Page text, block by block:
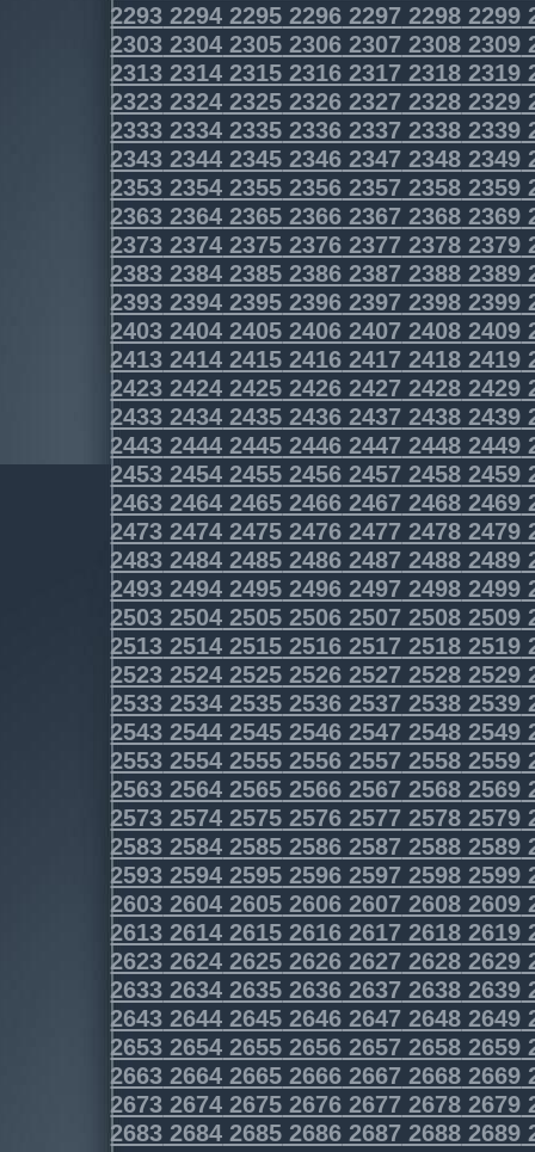
2293 2294 2295 2296 2297 2298 2299
2303 2304 2305 2306 2307 2308 2309
2313 2314 2315 2316 2317 2318 2319
2323 2324 2325 2326 2327 2328 2329
2333 2334 2335 2336 2337 2338 2339
2343 2344 2345 2346 2347 2348 2349
2353 2354 2355 2356 2357 2358 2359
2363 2364 2365 2366 2367 2368 2369
2373 2374 2375 2376 2377 2378 2379
2383 2384 2385 2386 2387 2388 2389
2393 2394 2395 2396 2397 2398 2399
2403 2404 2405 2406 2407 2408 2409
2413 2414 2415 2416 2417 2418 2419
2423 2424 2425 2426 2427 2428 2429
2433 2434 2435 2436 2437 2438 2439
2443 2444 2445 2446 2447 2448 2449
2453 2454 2455 2456 2457 2458 2459
2463 2464 2465 2466 2467 2468 2469
2473 2474 2475 2476 2477 2478 2479
2483 2484 2485 2486 2487 2488 2489
2493 2494 2495 2496 2497 2498 2499
2503 2504 2505 2506 2507 2508 2509
2513 2514 2515 2516 2517 2518 2519
2523 2524 2525 2526 2527 2528 2529
2533 2534 2535 2536 2537 2538 2539
2543 2544 2545 2546 2547 2548 2549
2553 2554 2555 2556 2557 2558 2559
2563 2564 2565 2566 2567 2568 2569
2573 2574 2575 2576 2577 2578 2579
2583 2584 2585 2586 2587 2588 2589
2593 2594 2595 2596 2597 2598 2599
2603 2604 2605 2606 2607 2608 2609
2613 2614 2615 2616 2617 2618 2619
2623 2624 2625 2626 2627 2628 2629
2633 2634 2635 2636 2637 2638 2639
2643 2644 2645 2646 2647 2648 2649
2653 2654 2655 2656 2657 2658 2659
2663 2664 2665 2666 2667 2668 2669
2673 2674 2675 2676 2677 2678 2679
2683 2684 2685 2686 2687 2688 2689